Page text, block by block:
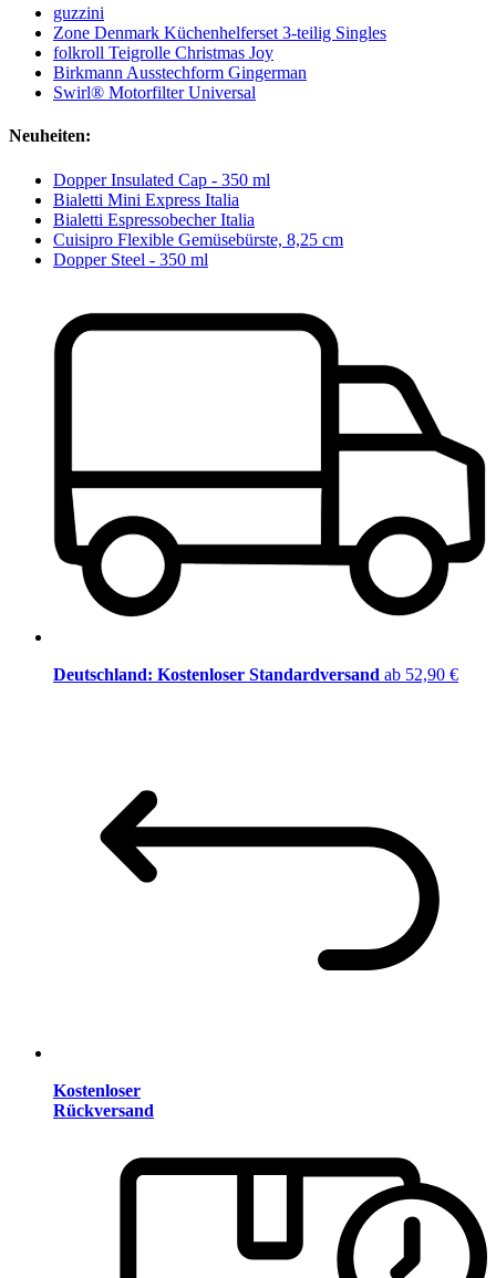
guzzini
Zone Denmark Küchenhelferset 3-teilig Singles
folkroll Teigrolle Christmas Joy
Birkmann Ausstechform Gingerman
Swirl® Motorfilter Universal
Neuheiten:
Dopper Insulated Cap - 350 ml
Bialetti Mini Express Italia
Bialetti Espressobecher Italia
Cuisipro Flexible Gemüsebürste, 8,25 cm
Dopper Steel - 350 ml
Deutschland: Kostenloser Standardversand ab 52,90 €
Kostenloser
Rückversand